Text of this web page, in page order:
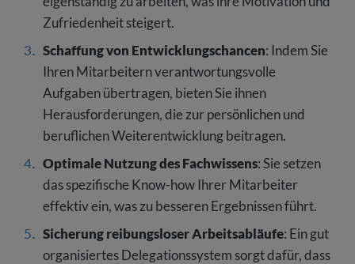
Zufriedenheit steigert.
Schaffung von Entwicklungschancen: Indem Sie
Ihren Mitarbeitern verantwortungsvolle
Aufgaben übertragen, bieten Sie ihnen
Herausforderungen, die zur persönlichen und
beruflichen Weiterentwicklung beitragen.
Optimale Nutzung des Fachwissens: Sie setzen
das spezifische Know-how Ihrer Mitarbeiter
effektiv ein, was zu besseren Ergebnissen führt.
Sicherung reibungsloser Arbeitsabläufe: Ein gut
organisiertes Delegationssystem sorgt dafür, dass